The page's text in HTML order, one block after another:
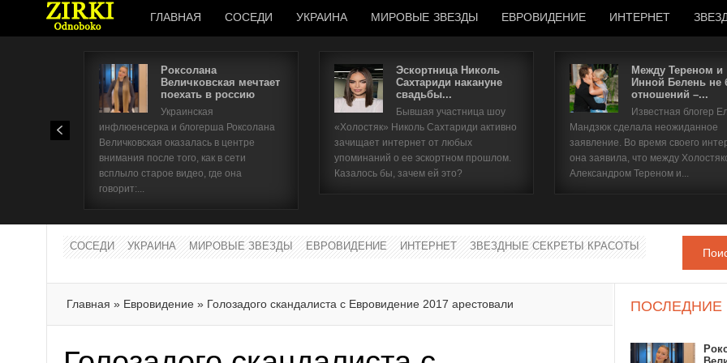
ГЛАВНАЯ СОСЕДИ УКРАИНА МИРОВЫЕ ЗВЕЗДЫ ЕВРОВИДЕНИЕ ИНТЕРНЕТ
Роксолана
Величковская мечтает
поехать в россию
Украинская
инфлюенсерка и блогерша Роксолана
Величковская оказалась в центре
внимания после того, как в сети
всплыло старое видео, где она
говорит:...
Эскортница Николь
Сахтариди накануне
свадьбы...
Бывшая участница шоу
«Холостяк» Николь Сахтариди активно
зачищает интернет от любых
упоминаний о ее эскортном прошлом.
Казалось бы, зачем ей это?
Между Тереном и
Инной Белень не
отношений –...
Известная блогер
Мандзюк сделала неожиданное
заявление. Во время своего
она заявила, что между
Александром Тереном и...
СОСЕДИ УКРАИНА МИРОВЫЕ ЗВЕЗДЫ ЕВРОВИДЕНИЕ ИНТЕРНЕТ ЗВЕЗДНЫЕ СЕКРЕТЫ КРАСОТЫ
Главная » Евровидение » Голозадого скандалиста с Евровидение 2017 арестовали ПОСЛЕДНИЕ
Имя пользователя
Забыли имя пользователя?